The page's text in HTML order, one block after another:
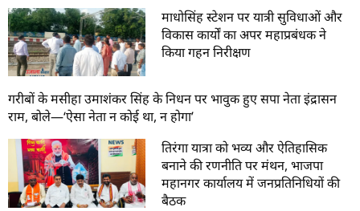
माधोसिंह स्टेशन पर यात्री सुविधाओं और
विकास कार्यों का अपर महाप्रबंधक ने
किया गहन निरीक्षण
गरीबों के मसीहा उमाशंकर सिंह के निधन पर भावुक हुए सपा नेता इंद्रासन
राम, बोले—‘ऐसा नेता न कोई था, न होगा’
तिरंगा यात्रा को भव्य और ऐतिहासिक
बनाने की रणनीति पर मंथन, भाजपा
महानगर कार्यालय में जनप्रतिनिधियों की
बैठक